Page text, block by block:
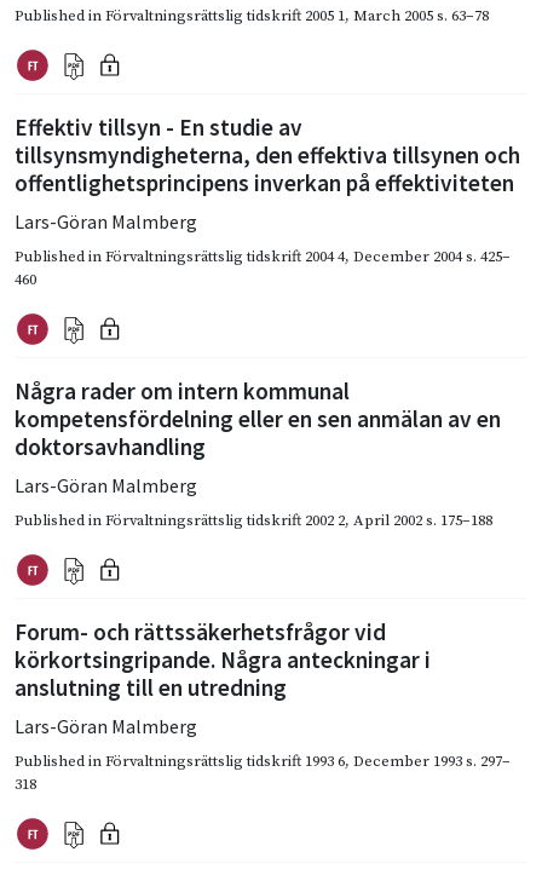
Published inFörvaltningsrättslig tidskrift 2005 1, March 2005s. 63–78
Effektiv tillsyn - En studie av
tillsynsmyndigheterna, den effektiva tillsynen och
offentlighetsprincipens inverkan på effektiviteten
Lars-Göran Malmberg
Published inFörvaltningsrättslig tidskrift 2004 4, December 2004s. 425–
460
Några rader om intern kommunal
kompetensfördelning eller en sen anmälan av en
doktorsavhandling
Lars-Göran Malmberg
Published inFörvaltningsrättslig tidskrift 2002 2, April 2002s. 175–188
Forum- och rättssäkerhetsfrågor vid
körkortsingripande. Några anteckningar i
anslutning till en utredning
Lars-Göran Malmberg
Published inFörvaltningsrättslig tidskrift 1993 6, December 1993s. 297–
318